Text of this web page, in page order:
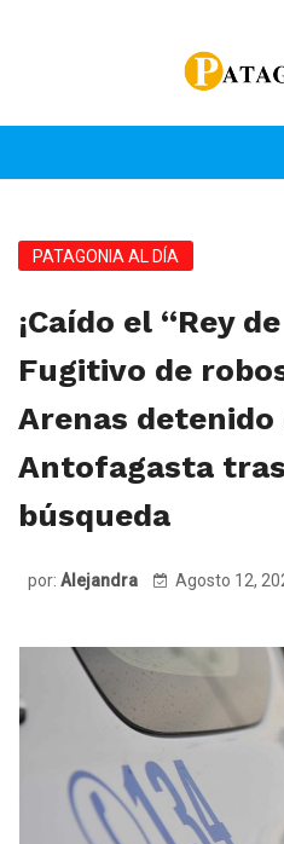
PATAGONIA AL DÍA
¡Caído el “Rey
Fugitivo de
Arenas detenido
Antofagasta
búsqueda
por: Alejandra Agosto 12,